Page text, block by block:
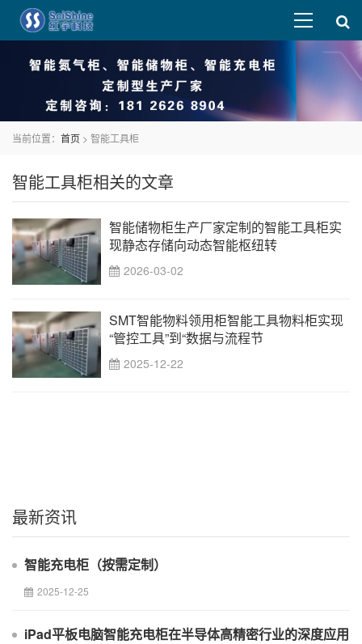
当前位置： 首页 > 智能工具柜
智能工具柜相关的文章
智能储物柜生产厂家定制的智能工具柜实
现静态存储向动态智能枢纽转
2026-03-02
SMT智能物料领用柜智能工具物料柜实现
“管控工具”到“数据与流程节
2025-12-22
最新资讯
智能充电柜（按需定制）
2025-12-25
iPad平板电脑智能充电柜在半导体高精密行业的深度应用